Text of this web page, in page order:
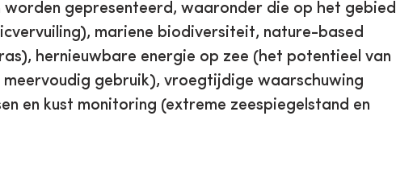
worden gepresenteerd, waaronder die op het gebied
mariene biodiversiteit, nature-based
hernieuwbare energie op zee (het potentieel van
gebruik), vroegtijdige waarschuwing
en kust monitoring (extreme zeespiegelstand en